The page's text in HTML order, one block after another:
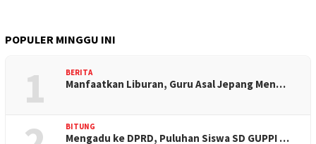
POPULER MINGGU INI
1 BERITA
Manfaatkan Liburan, Guru Asal Jepang Men…
BITUNG
Mengadu ke DPRD, Puluhan Siswa SD GUPPI …